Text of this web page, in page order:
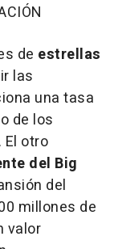
de estrellas
las
una tasa
de los
otro
del Big
del
millones de
valor